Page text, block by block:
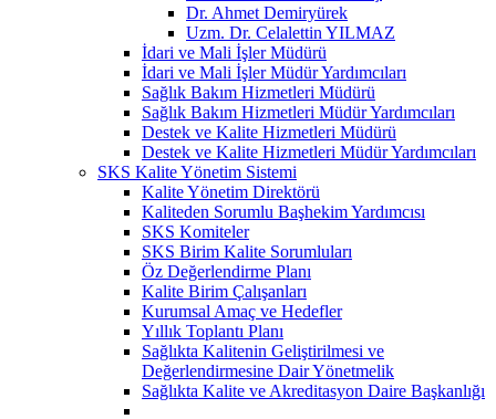
Dr. Ahmet Demiryürek
Uzm. Dr. Celalettin YILMAZ
İdari ve Mali İşler Müdürü
İdari ve Mali İşler Müdür Yardımcıları
Sağlık Bakım Hizmetleri Müdürü
Sağlık Bakım Hizmetleri Müdür Yardımcıları
Destek ve Kalite Hizmetleri Müdürü
Destek ve Kalite Hizmetleri Müdür Yardımcıları
SKS Kalite Yönetim Sistemi
Kalite Yönetim Direktörü
Kaliteden Sorumlu Başhekim Yardımcısı
SKS Komiteler
SKS Birim Kalite Sorumluları
Öz Değerlendirme Planı
Kalite Birim Çalışanları
Kurumsal Amaç ve Hedefler
Yıllık Toplantı Planı
Sağlıkta Kalitenin Geliştirilmesi ve
Değerlendirmesine Dair Yönetmelik
Sağlıkta Kalite ve Akreditasyon Daire Başkanlığı